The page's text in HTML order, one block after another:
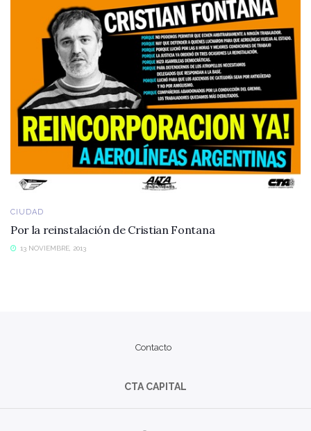
CIUDAD
Por la reinstalación de Cristian Fontana
13 NOVIEMBRE, 2013
Contacto
CTA CAPITAL